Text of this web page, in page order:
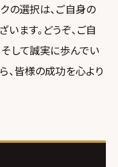
の選択は、ご自身の
ます。どうぞ、ご自
して誠実に歩んでい
、皆様の成功を心より